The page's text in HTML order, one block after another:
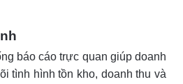
báo cáo trực quan giúp doanh
tình hình tồn kho, doanh thu và